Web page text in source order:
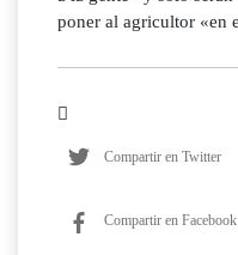
Compartir en Twitter
Compartir en Facebook